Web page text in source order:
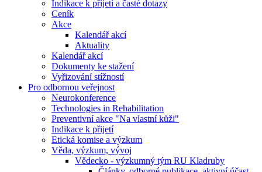
Indikace k přijetí a časté dotazy
Ceník
Akce
Kalendář akcí
Aktuality
Kalendář akcí
Dokumenty ke stažení
Vyřizování stížností
Pro odbornou veřejnost
Neurokonference
Technologies in Rehabilitation
Preventivní akce "Na vlastní kůži"
Indikace k přijetí
Etická komise a výzkum
Věda, výzkum, vývoj
Vědecko - výzkumný tým RU Kladruby